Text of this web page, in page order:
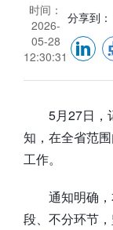
时间：
2026-
05-28
12:30:31
分享到：
5月27日，
知，在全省范
工作。
通知明确
段、不分环节